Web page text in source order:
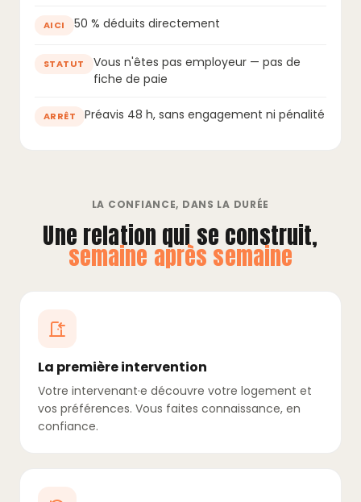
AICI 50 % déduits directement
STATUT
Vous n'êtes pas employeur — pas de
fiche de paie
ARRÊT Préavis 48 h, sans engagement ni pénalité
LA CONFIANCE, DANS LA DURÉE
Une relation qui se construit,
semaine après semaine
La première intervention
Votre intervenant·e découvre votre logement et
vos préférences. Vous faites connaissance, en
confiance.